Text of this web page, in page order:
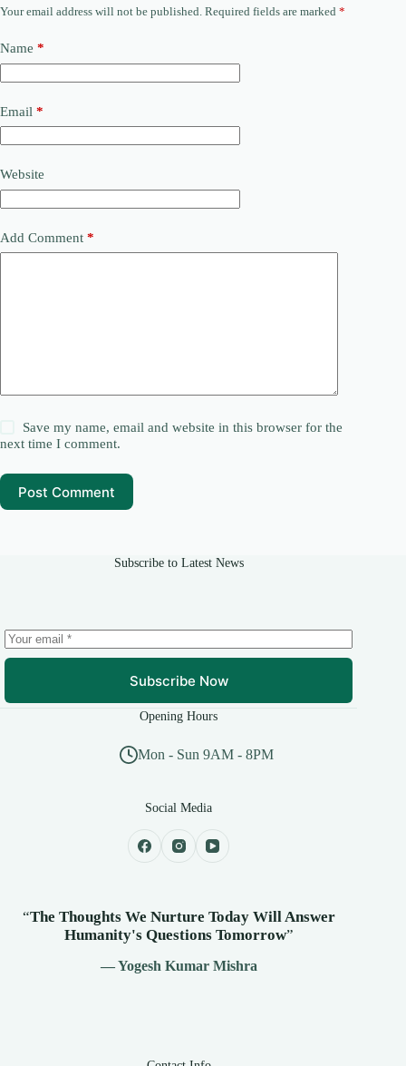
Your email address will not be published. Required fields are marked *
Name *
Email *
Website
Add Comment *
Save my name, email and website in this browser for the
next time I comment.
Post Comment
Subscribe to Latest News
Subscribe Now
Opening Hours
Mon - Sun 9AM - 8PM
Social Media
“The Thoughts We Nurture Today Will Answer
Humanity's Questions Tomorrow”
— Yogesh Kumar Mishra